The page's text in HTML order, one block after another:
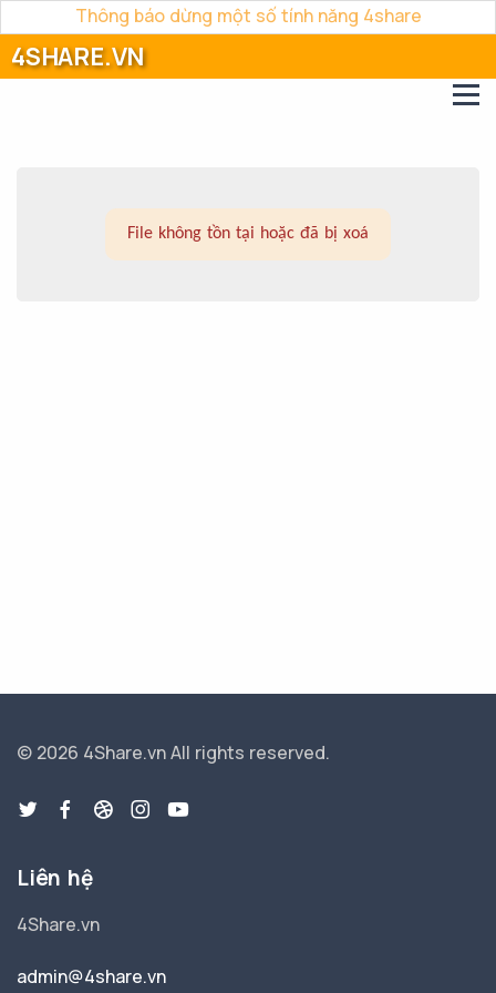
Thông báo dừng một số tính năng 4share
4SHARE.VN
File không tồn tại hoặc đã bị xoá
© 2026 4Share.vnAll rights reserved.
Liên hệ
4Share.vn
admin@4share.vn